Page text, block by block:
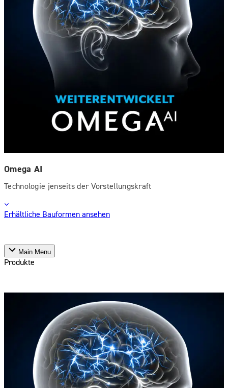
Omega AI
Technologie jenseits der Vorstellungskraft
Erhältliche Bauformen ansehen
Main Menu
Produkte